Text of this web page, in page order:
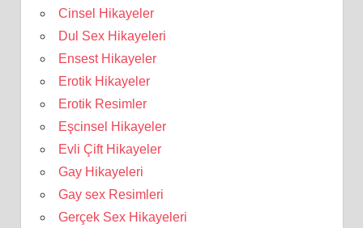
Cinsel Hikayeler
Dul Sex Hikayeleri
Ensest Hikayeler
Erotik Hikayeler
Erotik Resimler
Eşcinsel Hikayeler
Evli Çift Hikayeler
Gay Hikayeleri
Gay sex Resimleri
Gerçek Sex Hikayeleri